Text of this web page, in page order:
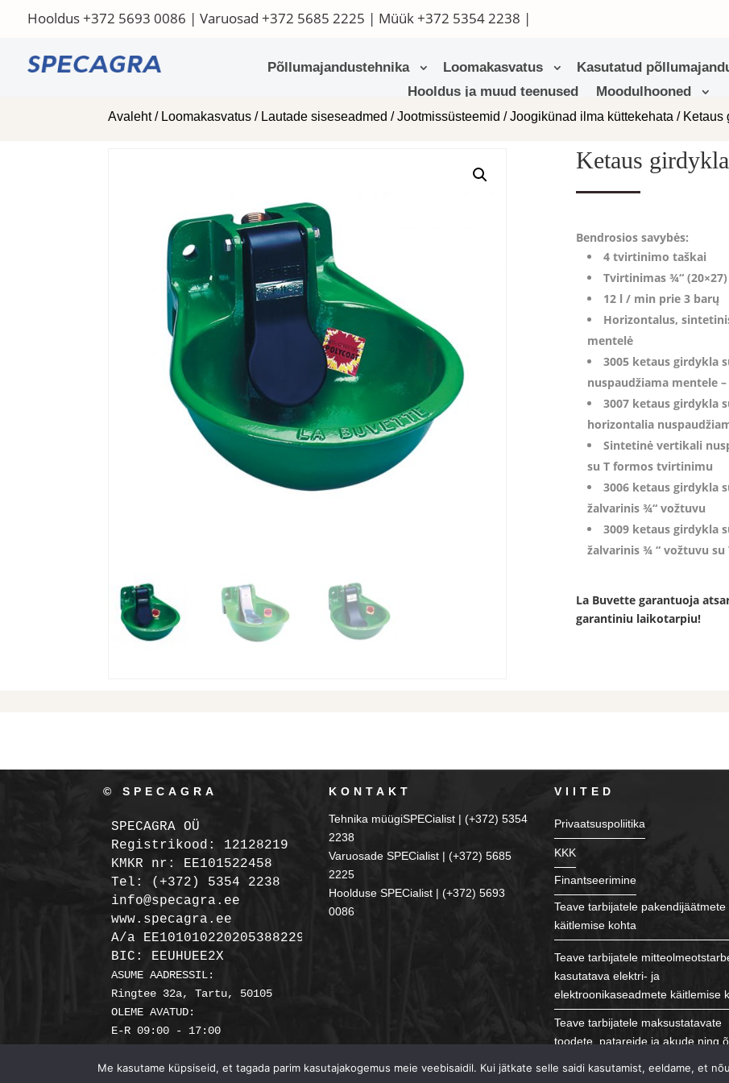
Hooldus+372 5693 0086 | Varuosad +372 5685 2225 | Müük+372 5354 2238 |
Põllumajandustehnika Loomakasvatus
Kasutatud
Hooldus ja muud teenused
Moodulhooned
Avaleht/ Loomakasvatus / Lautade siseseadmed /Jootmissüsteemid /Joogikünad ilma küttekehata / Ketaus
Ketaus
Bendrosios savybės:
4 tvirtinimo taškai
Tvirtinimas ¾“ (20×27)
12 l / min prie 3 barų
Horizontalus,
mentelė
3005 ketaus girdykla
nuspaudžiama mentele
3007 ketaus girdykla
horizontalia
Sintetinė vertikali
su T formos tvirtinimu
3006 ketaus girdykla
žalvarinis ¾“ vožtuvu
3009 ketaus girdykla
žalvarinis ¾ “ vožtuvu
La Buvette garantuoja
garantiniu laikotarpiu!
© SPECAGRA
SPECAGRA OÜ
Registrikood: 12128219
KMKR nr: EE101522458
Tel: (+372) 5354 2238
info@specagra.ee
A/a EE101010220205388229 SEB
BIC: EEUHUEE2X
ASUME AADRESSIL:
Ringtee 32a, Tartu, 50105
OLEME AVATUD:
E-R 09:00 - 17:00
KONTAKT
Tehnika müügiSPECialist | (+372) 5354
2238
Varuosade SPECialist | (+372) 5685
2225
Hoolduse SPECialist | (+372) 5693
0086
VIITED
Privaatsuspoliitika
KKK
Finantseerimine
Teave tarbijatele pakendijäätmete
käitlemise kohta
Teave tarbijatele
kasutatava elektri- ja
elektroonikaseadmete käitlemise
Teave tarbijatele maksustatavate
toodete, patareide ja akude ning
Me kasutame küpsiseid, et tagada parim kasutajakogemus meie veebisaidil. Kui jätkate selle saidi kasutamist, eeldame, et